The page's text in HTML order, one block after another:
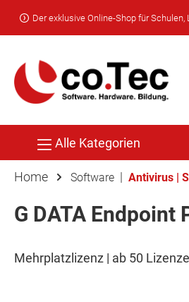
Der exklusive Online-Shop für
Alle Kategorien
Home Software | Antivirus |
G DATA Endpoint
Mehrplatzlizenz | ab 50